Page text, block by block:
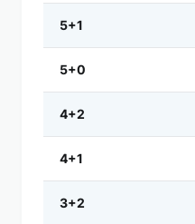
5+1
5+0
4+2
4+1
3+2